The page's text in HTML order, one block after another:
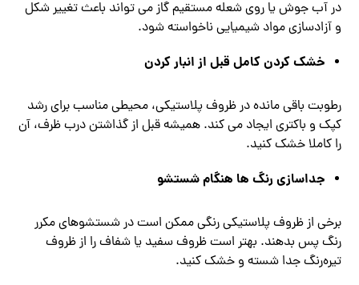
در آب جوش یا روی شعله‌ مستقیم گاز می‌ تواند باعث تغییر شکل
و آزادسازی مواد شیمیایی ناخواسته شود.
خشک کردن کامل قبل از انبار کردن
رطوبت باقی ‌مانده در ظروف پلاستیکی، محیطی مناسب برای رشد
کپک و باکتری ایجاد می ‌کند. همیشه قبل از گذاشتن درب ظرف، آن
را کاملا خشک کنید.
جداسازی رنگ ‌ها هنگام شستشو
برخی از ظروف پلاستیکی رنگی ممکن است در شستشوهای مکرر
رنگ پس بدهند. بهتر است ظروف سفید یا شفاف را از ظروف
تیره‌رنگ جدا شسته و خشک کنید.